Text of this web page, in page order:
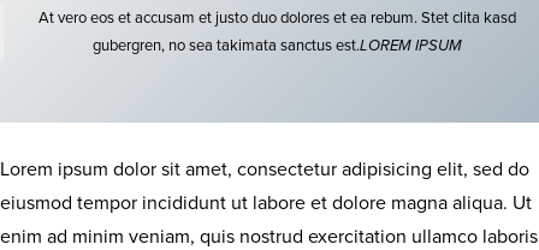
At vero eos et accusam et justo duo dolores et ea rebum. Stet clita kasd
gubergren, no sea takimata sanctus est.LOREM IPSUM
Lorem ipsum dolor sit amet, consectetur adipisicing elit, sed do
eiusmod tempor incididunt ut labore et dolore magna aliqua. Ut
enim ad minim veniam, quis nostrud exercitation ullamco laboris